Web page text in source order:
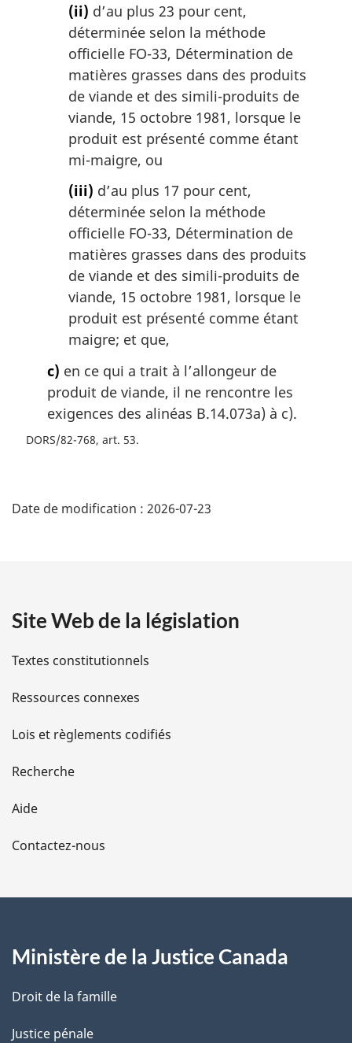
(ii) d’au plus 23 pour cent,
déterminée selon la méthode
officielle FO-33, Détermination de
matières grasses dans des produits
de viande et des simili-produits de
viande, 15 octobre 1981, lorsque le
produit est présenté comme étant
mi-maigre, ou
(iii) d’au plus 17 pour cent,
déterminée selon la méthode
officielle FO-33, Détermination de
matières grasses dans des produits
de viande et des simili-produits de
viande, 15 octobre 1981, lorsque le
produit est présenté comme étant
maigre; et que,
c) en ce qui a trait à l’allongeur de
produit de viande, il ne rencontre les
exigences des alinéas B.14.073a) à c).
DORS/82-768, art. 53
é
i
l
s
d
e
l
a
e
Date de modification : 2026-07-23
Site Web de la législation
Textes constitutionnels
Ressources connexes
Lois et règlements codifiés
Recherche
Aide
Contactez-nous
Ministère de la Justice Canada
Droit de la famille
Justice pénale